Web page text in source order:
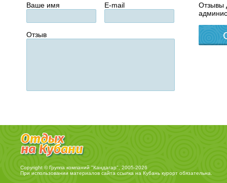
Ваше имя E-mail
Отзыв
Отзывы
Copyright © Группа компаний "Кандагар", 2005-2026
При использовании материалов сайта ссылка на Кубань курортобязательна.